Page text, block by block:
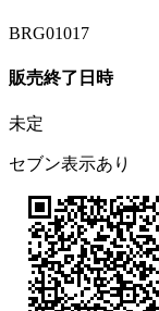
BRG01017
販売終了日時
未定
セブン表示あり